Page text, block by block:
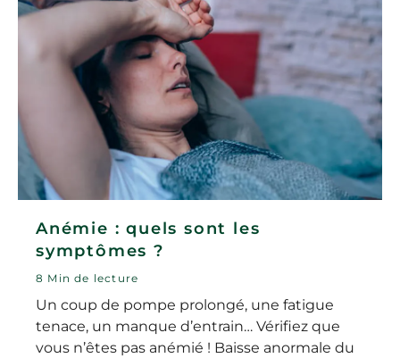
Anémie : quels sont les
symptômes ?
8 Min de lecture
Un coup de pompe prolongé, une fatigue
tenace, un manque d’entrain… Vérifiez que
vous n’êtes pas anémié ! Baisse anormale du